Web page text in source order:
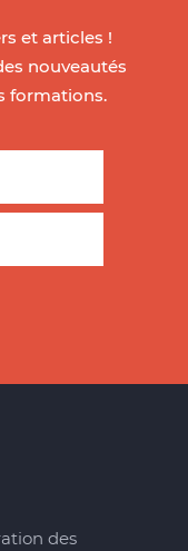
et articles !
nouveautés
formations.
des